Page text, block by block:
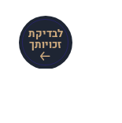
לבדיקת
זכויותך